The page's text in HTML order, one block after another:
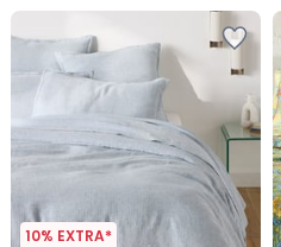
10% EXTRA*